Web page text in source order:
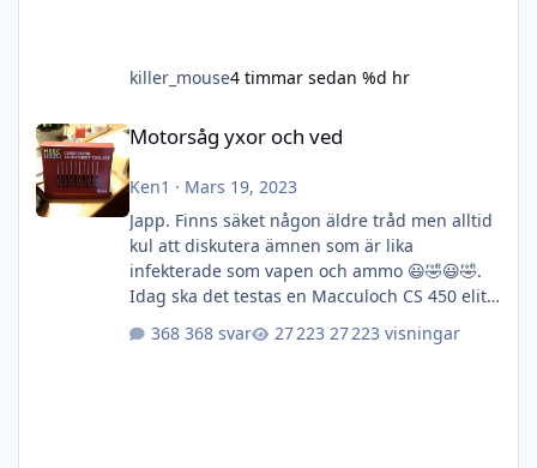
killer_mouse4 timmar sedan %d hr
Motorsåg yxor och ved
Motorsåg yxor och ved
Ken1 · Mars 19, 2023
Japp. Finns säket någon äldre tråd men alltid
kul att diskutera ämnen som är lika
infekterade som vapen och ammo 😃🤣😃🤣.
Idag ska det testas en Macculoch CS 450 elite.
Ett arvegods som pga min lathet fått stå i två
år. Någon hade varit på och skruvat på den så
368 svar 27 223 visningar